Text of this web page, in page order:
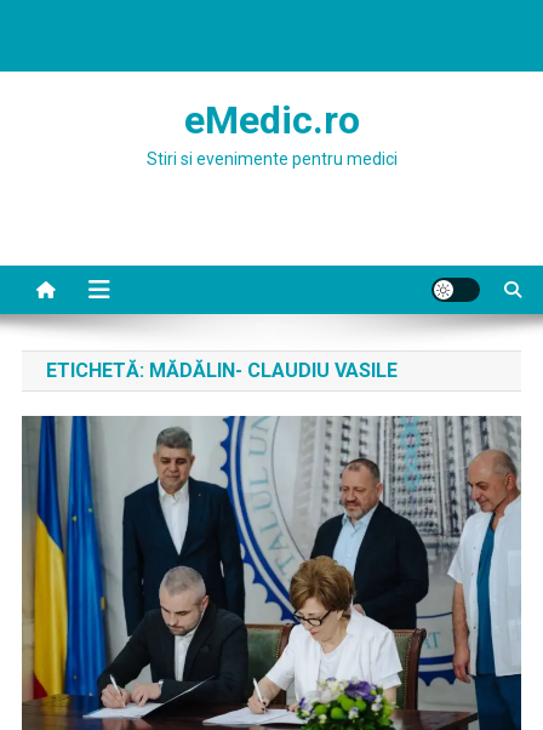
eMedic.ro
Stiri si evenimente pentru medici
ETICHETĂ: MĂDĂLIN- CLAUDIU VASILE